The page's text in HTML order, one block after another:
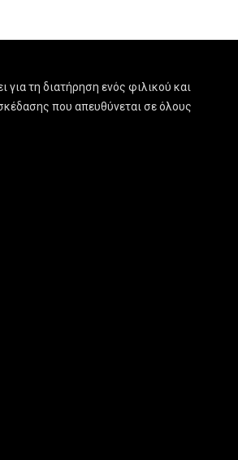
τη διατήρηση ενός φιλικού και
που απευθύνεται σε όλους